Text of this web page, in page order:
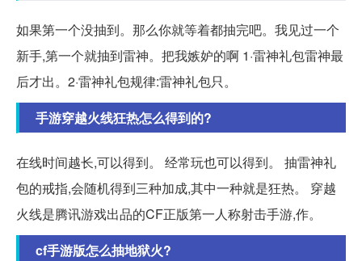
如果第一个没抽到。那么你就等着都抽完吧。我见过一个
新手,第一个就抽到雷神。把我嫉妒的啊 1·雷神礼包雷神最
后才出。2·雷神礼包规律:雷神礼包只。
手游穿越火线狂热怎么得到的?
在线时间越长,可以得到。 经常玩也可以得到。 抽雷神礼
包的戒指,会随机得到三种加成,其中一种就是狂热。 穿越
火线是腾讯游戏出品的CF正版第一人称射击手游,作。
cf手游版怎么抽地狱火?